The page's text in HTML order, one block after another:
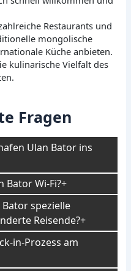
Restaurants und
mongolische
Küche anbieten.
kulinarische Vielfalt des
Fragen
Ulan Bator ins
Bator Wi-Fi?
spezielle
Reisende?
in-Prozess am